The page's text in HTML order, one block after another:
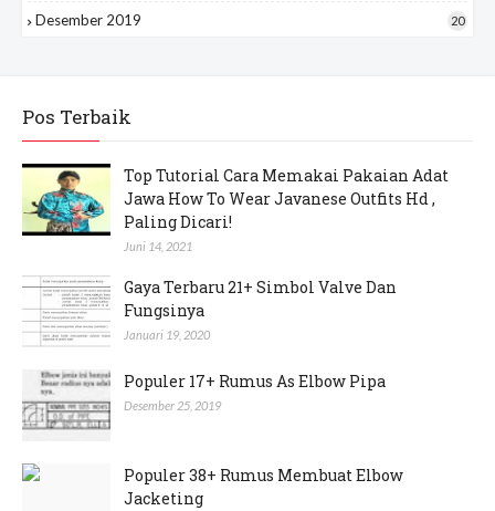
Desember 2019 20
Pos Terbaik
Top Tutorial Cara Memakai Pakaian Adat
Jawa How To Wear Javanese Outfits Hd ,
Paling Dicari!
Juni 14, 2021
Gaya Terbaru 21+ Simbol Valve Dan
Fungsinya
Januari 19, 2020
Populer 17+ Rumus As Elbow Pipa
Desember 25, 2019
Populer 38+ Rumus Membuat Elbow
Jacketing